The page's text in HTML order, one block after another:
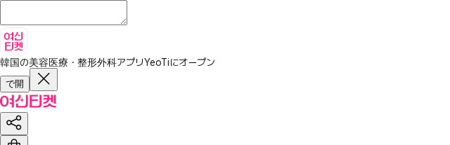
韓国の美容医療・整形外科アプリYeoTiにオープン
で開